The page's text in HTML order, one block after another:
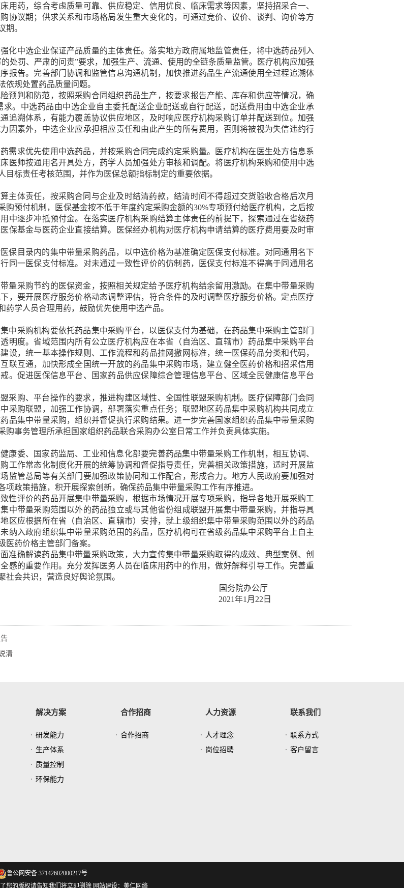
用药，综合考虑质量可靠、供应稳定、信用优良、临床需求等因素，坚持招采合一、
协议期；供求关系和市场格局发生重大变化的，可通过竞价、议价、谈判、询价等方
期。
化中选企业保证产品质量的主体责任。落实地方政府属地监管责任，将中选药品列入
处罚、严肃的问责”要求，加强生产、流通、使用的全链条质量监管。医疗机构应加强
报告。完善部门协调和监管信息沟通机制，加快推进药品生产流通使用全过程追溯体
规处置药品质量问题。
预判和防范，按照采购合同组织药品生产，按要求报告产能、库存和供应等情况，确
。中选药品由中选企业自主委托配送企业配送或自行配送，配送费用由中选企业承
追溯体系，有能力覆盖协议供应地区，及时响应医疗机构采购订单并配送到位。加强
因素外，中选企业应承担相应责任和由此产生的所有费用，否则将被视为失信违约行
需求优先使用中选药品，并按采购合同完成约定采购量。医疗机构在医生处方信息系
医师按通用名开具处方，药学人员加强处方审核和调配。将医疗机构采购和使用中选
标责任考核范围，并作为医保总额指标制定的重要依据。
主体责任，按采购合同与企业及时结清药款，结清时间不得超过交货验收合格后次月
预付机制，医保基金按不低于年度约定采购金额的30%专项预付给医疗机构，之后按
中逐步冲抵预付金。在落实医疗机构采购结算主体责任的前提下，探索通过在省级药
保基金与医药企业直接结算。医保经办机构对医疗机构申请结算的医疗费用要及时审
保目录内的集中带量采购药品，以中选价格为基准确定医保支付标准。对同通用名下
同一医保支付标准。对未通过一致性评价的仿制药，医保支付标准不得高于同通用名
量采购节约的医保资金，按照相关规定给予医疗机构结余留用激励。在集中带量采购
，要开展医疗服务价格动态调整评估，符合条件的及时调整医疗服务价格。定点医疗
学人员合理用药，鼓励优先使用中选产品。
中采购机构要依托药品集中采购平台，以医保支付为基础，在药品集中采购主管部门
明度。省域范围内所有公立医疗机构应在本省（自治区、直辖市）药品集中采购平台
设，统一基本操作规则、工作流程和药品挂网撤网标准，统一医保药品分类和代码，
联互通，加快形成全国统一开放的药品集中采购市场，建立健全医药价格和招采信用
。促进医保信息平台、国家药品供应保障综合管理信息平台、区域全民健康信息平台
采购、平台操作的要求，推进构建区域性、全国性联盟采购机制。医疗保障部门会同
采购联盟，加强工作协调，部署落实重点任务；联盟地区药品集中采购机构共同成立
品集中带量采购，组织并督促执行采购结果。进一步完善国家组织药品集中带量采购
事务管理所承担国家组织药品联合采购办公室日常工作并负责具体实施。
康委、国家药监局、工业和信息化部要完善药品集中带量采购工作机制，相互协调、
工作常态化制度化开展的统筹协调和督促指导责任，完善相关政策措施，适时开展监
监管总局等有关部门要加强政策协同和工作配合，形成合力。地方人民政府要加强对
政策措施，积开展探索创新，确保药品集中带量采购工作有序推进。
性评价的药品开展集中带量采购，根据市场情况开展专项采购，指导各地开展采购工
中带量采购范围以外的药品独立或与其他省份组成联盟开展集中带量采购，并指导具
区应根据所在省（自治区、直辖市）安排，就上级组织集中带量采购范围以外的药品
纳入政府组织集中带量采购范围的药品，医疗机构可在省级药品集中采购平台上自主
药价格主管部门备案。
准确解读药品集中带量采购政策，大力宣传集中带量采购取得的成效、典型案例、创
感的重要作用。充分发挥医务人员在临床用药中的作用，做好解释引导工作。完善重
会共识，营造良好舆论氛围。
国务院办公厅
2021年1月22日
清
解决方案
研发能力
生产体系
质量控制
环保能力
合作招商
合作招商
人力资源
人才理念
岗位招聘
联系我们
联系方式
客户留言
鲁公网安备 37142602000217号
您的版权请告知我们将立即删除 网站建设：美仁网络